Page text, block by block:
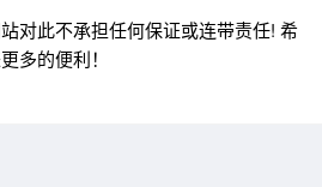
对此不承担任何保证或连带责任! 希
多的便利！